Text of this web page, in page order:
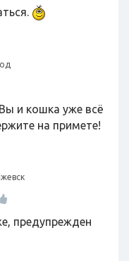
и кошка уже всё
на примете!
предупрежден